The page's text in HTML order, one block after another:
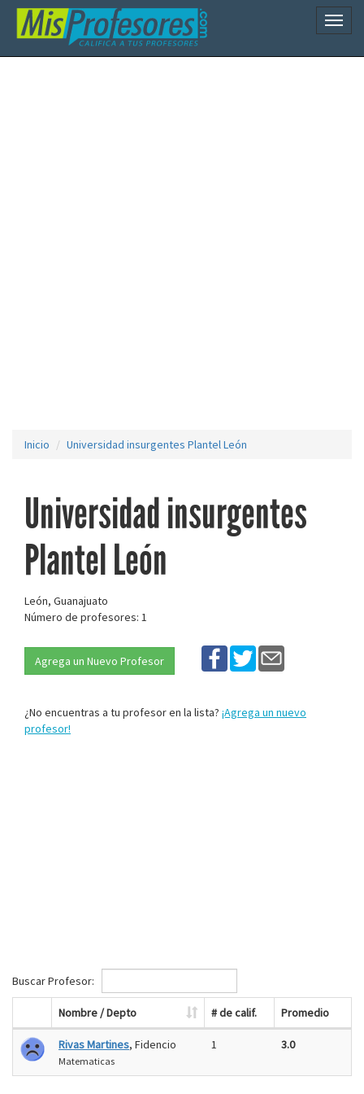
Inicio Universidad insurgentes Plantel León
Universidad insurgentes
Plantel León
León, Guanajuato
Número de profesores: 1
Agrega un Nuevo Profesor
¿No encuentras a tu profesor en la lista? ¡Agrega un nuevo
profesor!
Buscar Profesor:
Nombre / Depto # de calif. Promedio
Rivas Martines, Fidencio
Matematicas
1 3.0